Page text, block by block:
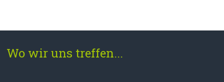
Wo wir uns treffen...